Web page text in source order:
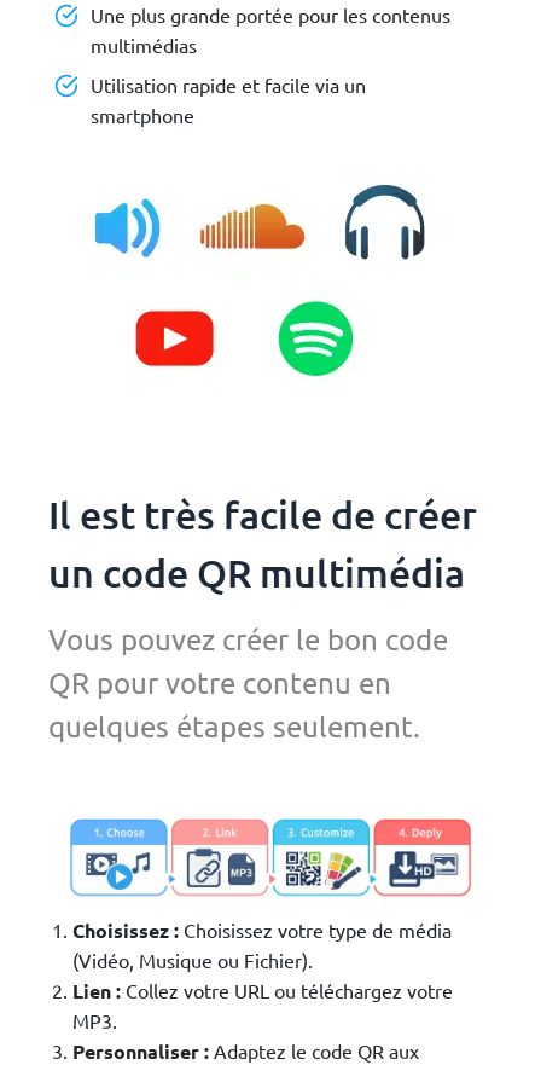
Une plus grande portée pour les contenus
multimédias
Utilisation rapide et facile via un
smartphone
Il est très facile de créer
un code QR multimédia
Vous pouvez créer le bon code
QR pour votre contenu en
quelques étapes seulement.
Choisissez : Choisissez votre type de média
(Vidéo, Musique ou Fichier).
Lien : Collez votre URL ou téléchargez votre
MP3.
Personnaliser : Adaptez le code QR aux